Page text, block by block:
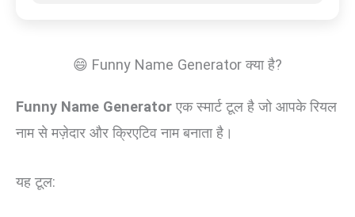
😄 Funny Name Generator क्या है?
Funny Name Generatorएक स्मार्ट टूल है जो आपके रियल
नाम से मज़ेदार और क्रिएटिव नाम बनाता है।
यह टूल: